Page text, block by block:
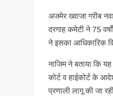
अजमेर ख्वाजा गरीब
दरगाह कमेटी ने 75
ने इसका आधिकारिक
नाजिम ने बताया कि
कोर्ट व हाईकोर्ट के
प्रणाली लागू की जा